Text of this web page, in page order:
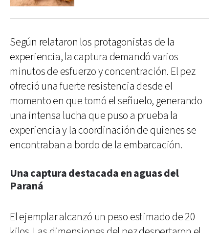
Según relataron los protagonistas de la
experiencia, la captura demandó varios
minutos de esfuerzo y concentración. El pez
ofreció una fuerte resistencia desde el
momento en que tomó el señuelo, generando
una intensa lucha que puso a prueba la
experiencia y la coordinación de quienes se
encontraban a bordo de la embarcación.
Una captura destacada en aguas del
Paraná
El ejemplar alcanzó un peso estimado de 20